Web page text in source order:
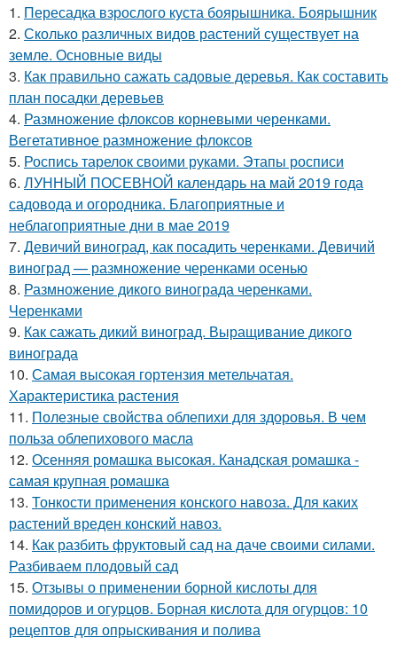
1. Пересадка взрослого куста боярышника. Боярышник
2. Сколько различных видов растений существует на
земле. Основные виды
3. Как правильно сажать садовые деревья. Как составить
план посадки деревьев
4. Размножение флоксов корневыми черенками.
Вегетативное размножение флоксов
5. Роспись тарелок своими руками. Этапы росписи
6. ЛУННЫЙ ПОСЕВНОЙ календарь на май 2019 года
садовода и огородника. Благоприятные и
неблагоприятные дни в мае 2019
7. Девичий виноград, как посадить черенками. Девичий
виноград — размножение черенками осенью
8. Размножение дикого винограда черенками.
Черенками
9. Как сажать дикий виноград. Выращивание дикого
винограда
10. Самая высокая гортензия метельчатая.
Характеристика растения
11. Полезные свойства облепихи для здоровья. В чем
польза облепихового масла
12. Осенняя ромашка высокая. Канадская ромашка -
самая крупная ромашка
13. Тонкости применения конского навоза. Для каких
растений вреден конский навоз.
14. Как разбить фруктовый сад на даче своими силами.
Разбиваем плодовый сад
15. Отзывы о применении борной кислоты для
помидоров и огурцов. Борная кислота для огурцов: 10
рецептов для опрыскивания и полива